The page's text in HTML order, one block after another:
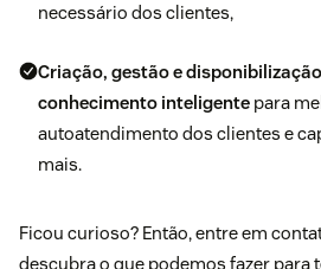
necessário dos clientes,
Criação, gestão e
conhecimento inteligente para
autoatendimento dos clientes e
mais.
Ficou curioso? Então, entre em
descubra o que podemos fazer para